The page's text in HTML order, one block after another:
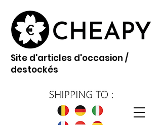
Site d'articles d'occasion /
destockés